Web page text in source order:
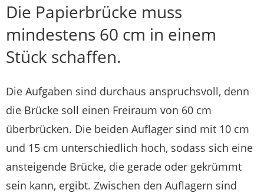
Die Papierbrücke muss
mindestens 60 cm in einem
Stück schaffen.
Die Aufgaben sind durchaus anspruchsvoll, denn
die Brücke soll einen Freiraum von 60 cm
überbrücken. Die beiden Auflager sind mit 10 cm
und 15 cm unterschiedlich hoch, sodass sich eine
ansteigende Brücke, die gerade oder gekrümmt
sein kann, ergibt. Zwischen den Auflagern sind